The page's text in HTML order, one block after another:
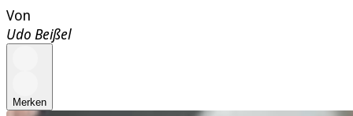
Von
Udo Beißel
Merken